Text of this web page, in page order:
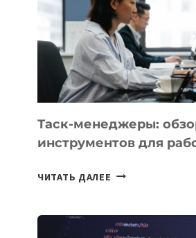
ПО
ИСКУССТВЕННОМУ
ИНТЕЛЛЕКТУ
Таск-менеджеры:
инструментов для
ЧИТАТЬ ДАЛЕЕ ТАСК-
ПОЛЕЗНЫХ